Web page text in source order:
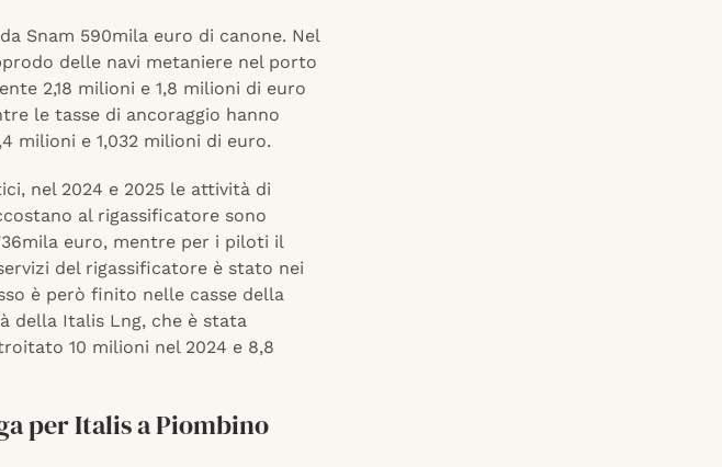
Snam 590mila euro di canone. Nel
delle navi metaniere nel porto
2,18 milioni e 1,8 milioni di euro
le tasse di ancoraggio hanno
milioni e 1,032 milioni di euro.
nel 2024 e 2025 le attività di
al rigassificatore sono
euro, mentre per i piloti il
del rigassificatore è stato nei
è però finito nelle casse della
della Italis Lng, che è stata
10 milioni nel 2024 e 8,8
per Italis a Piombino